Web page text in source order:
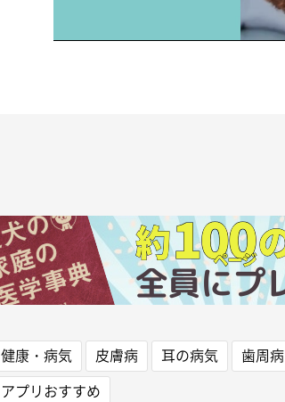
健康・病気 皮膚病 耳の病気 歯周病
アプリおすすめ